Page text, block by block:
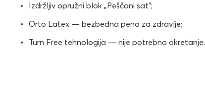
Izdržljiv opružni blok „Peščani sat“;
Orto Latex — bezbedna pena za zdravlje;
Turn Free tehnologija — nije potrebno okretanje.